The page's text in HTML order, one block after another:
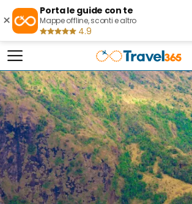
×
Porta le guide con te
Mappe offline, sconti e altro
4.9